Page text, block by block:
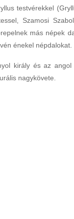
testvérekkel
Szamosi
más népek
énekel népdalokat.
király és az
nagykövete.